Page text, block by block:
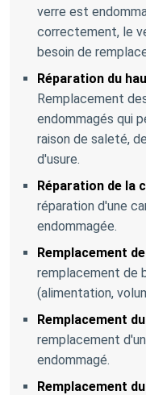
verre est
correctement, le
besoin de
Réparation du
Remplacement
endommagés qui
raison de saleté,
d'usure.
Réparation de la
réparation d'une
endommagée.
Remplacement
remplacement de
(alimentation,
Remplacement
remplacement
endommagé.
Remplacement